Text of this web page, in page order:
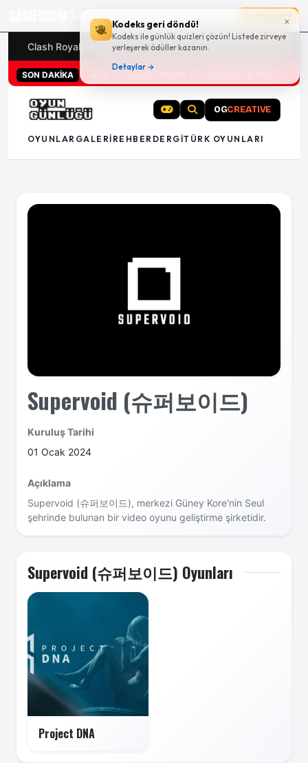
×
Kodeks geri döndü!
Kodeks ile günlük quizleri çözün! Listede zirveye
yerleşerek ödüller kazanın.
Detaylar →
16g 18:05:41
Clash Royale kodları Türk oyunları (PC ve konsollar) -
SON DAKİKA
OGCREATIVE
OYUNLAR GALERI REHBER DERGITÜRK OYUNLARI
Supervoid (슈퍼보이드)
Kuruluş Tarihi
01 Ocak 2024
Açıklama
Supervoid (슈퍼보이드), merkezi Güney Kore'nin Seul
şehrinde bulunan bir video oyunu geliştirme şirketidir.
Supervoid (슈퍼보이드) Oyunları
Project DNA